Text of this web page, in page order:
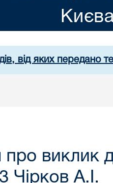
від яких передано
виклик
Чірков А.І.